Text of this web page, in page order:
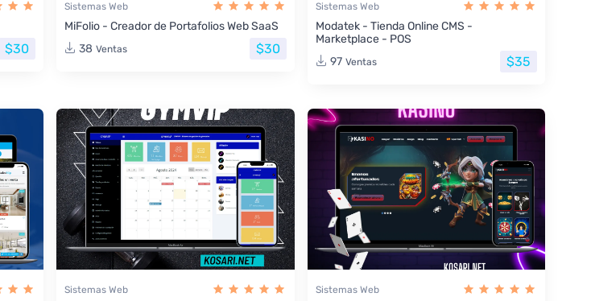
$30
Sistemas Web
MiFolio - Creador de Portafolios Web SaaS
38 Ventas $30
Sistemas Web
Modatek - Tienda Online CMS -
Marketplace - POS
97 Ventas $35
Sistemas Web Sistemas Web